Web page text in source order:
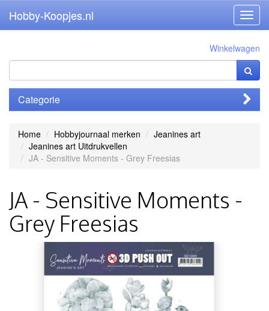
Hobby-Koopjes.nl
Winkelwagen
Categorie
Home Hobbyjournaal merken
Jeanines art
Jeanines art Uitdrukvellen
JA - Sensitive Moments - Grey Freesias
JA - Sensitive Moments -
Grey Freesias